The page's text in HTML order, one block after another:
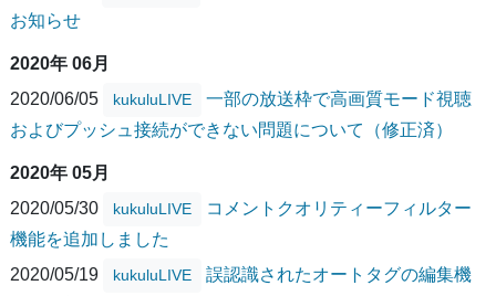
お知らせ
2020年 06月
2020/06/05
kukuluLIVE
一部の放送枠で高画質モード視聴
およびプッシュ接続ができない問題について（修正済）
2020年 05月
2020/05/30
kukuluLIVE
コメントクオリティーフィルター
機能を追加しました
2020/05/19
kukuluLIVE
誤認識されたオートタグの編集機